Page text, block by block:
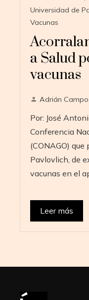
Universidad de
Vacunas
a Salud
vacunas
Adrián
Por: José
Conferencia
(CONAGO)
Pavlovlich, de
vacunas en el
Leer más